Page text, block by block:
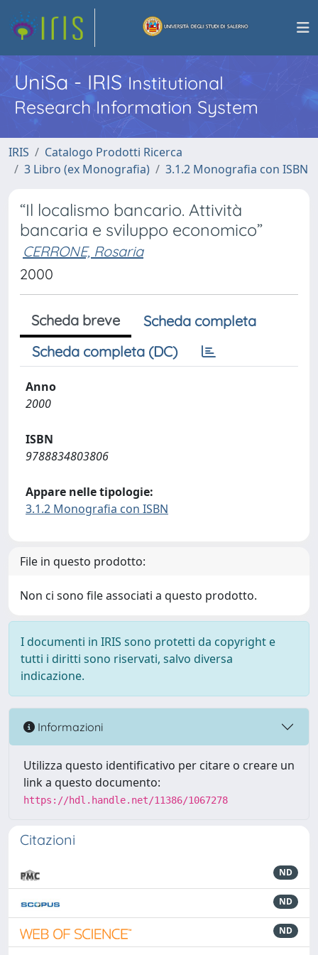
UniSa - IRISInstitutional
Research Information System
IRIS
Catalogo Prodotti Ricerca
3 Libro (ex Monografia)
3.1.2 Monografia con ISBN
“Il localismo bancario. Attività
bancaria e sviluppo economico”
CERRONE, Rosaria
2000
Scheda breve
Scheda completa
Scheda completa (DC)
Anno
2000
ISBN
9788834803806
Appare nelle tipologie:
3.1.2 Monografia con ISBN
File in questo prodotto:
Non ci sono file associati a questo prodotto.
I documenti in IRIS sono protetti da copyright e
tutti i diritti sono riservati, salvo diversa
indicazione.
Informazioni
Utilizza questo identificativo per citare o creare un
link a questo documento:
https://hdl.handle.net/11386/1067278
Citazioni
ND
ND
ND